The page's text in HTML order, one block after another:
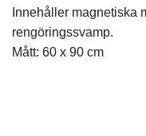
Innehåller magnetiska
rengöringssvamp.
Mått: 60 x 90 cm